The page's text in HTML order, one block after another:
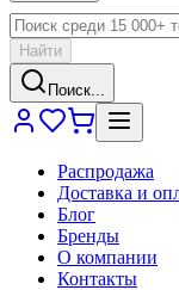
Найти
Поиск...
Распродажа
Доставка и
Блог
Бренды
О компании
Контакты